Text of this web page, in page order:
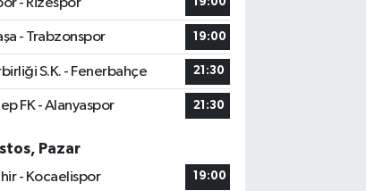
19:00
- Trabzonspor 19:00
S.K. - Fenerbahçe 21:30
FK - Alanyaspor 21:30
Pazar
- Kocaelispor
19:00